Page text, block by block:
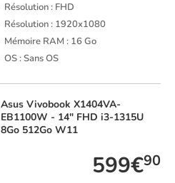
Résolution : FHD
Résolution : 1920x1080
Mémoire RAM : 16 Go
OS : Sans OS
Asus Vivobook X1404VA-
EB1100W - 14" FHD i3-1315U
8Go 512Go W11
599€90